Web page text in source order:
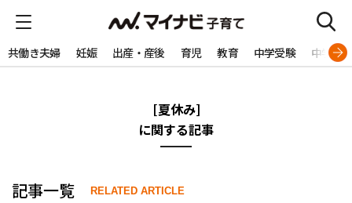
共働き夫婦 妊娠 出産・産後 育児 教育 中学受験 中学生
[夏休み]
に関する記事
記事一覧 RELATED ARTICLE